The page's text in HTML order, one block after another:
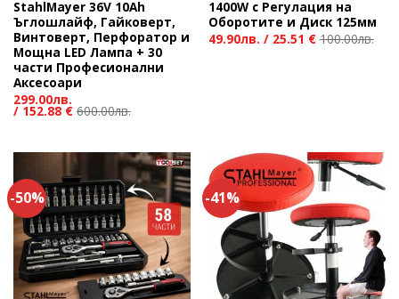
StahlMayer 36V 10Ah
Ъглошлайф, Гайковерт,
Винтоверт, Перфоратор и
Мощна LED Лампа + 30
части Професионални
Аксесоари
299.00лв.
/ 152.88 € 600.00лв.
1400W с Регулация на
Оборотите и Диск 125мм
49.90лв. / 25.51 € 100.00лв.
-50% -41%